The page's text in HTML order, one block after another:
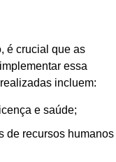
é crucial que as
essa
incluem:
e saúde;
de recursos humanos